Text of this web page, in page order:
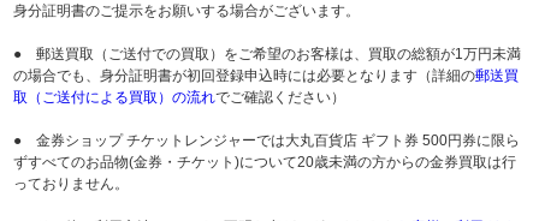
身分証明書のご提示をお願いする場合がございます。
● 郵送買取（ご送付での買取）をご希望のお客様は、買取の総額が1万円未満
の場合でも、身分証明書が初回登録申込時には必要となります（詳細の郵送買
取（ご送付による買取）の流れでご確認ください）
● 金券ショップ チケットレンジャーでは大丸百貨店 ギフト券 500円券に限ら
ずすべてのお品物(金券・チケット)について20歳未満の方からの金券買取は行
っておりません。